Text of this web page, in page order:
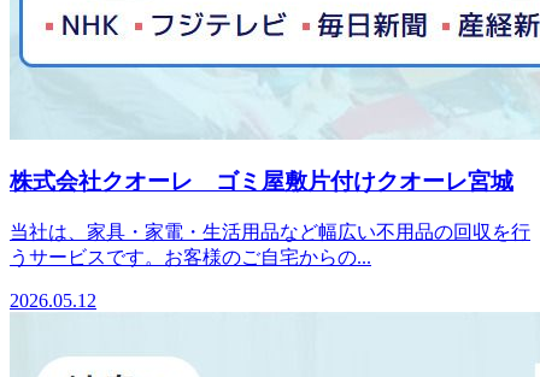
株式会社クオーレ ゴミ屋敷片付けクオーレ宮城
当社は、家具・家電・生活用品など幅広い不用品の回収を行
うサービスです。お客様のご自宅からの...
2026.05.12